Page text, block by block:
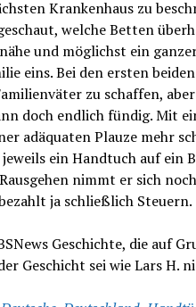
Krankenhaus zu
welche Betten
und möglichst ein
eins. Bei den ersten
zu schaffen,
doch endlich fündig. Mit
adäquaten Plauze mehr
ein Handtuch auf ein
nimmt er sich
ja schließlich Steuern.
Geschichte, die auf
Geschicht sei wie Lars H.